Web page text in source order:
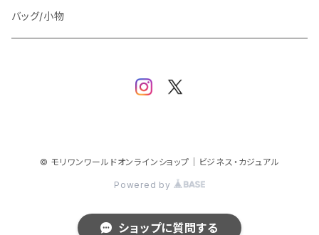
ダウン / 中綿アウター
スウェット/パーカー
ジャケット
バッグ/小物
© モリワンワールドオンラインショップ｜ビジネス・カジュアル
Powered by
ショップに質問する